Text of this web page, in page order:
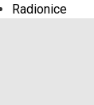
Radionice